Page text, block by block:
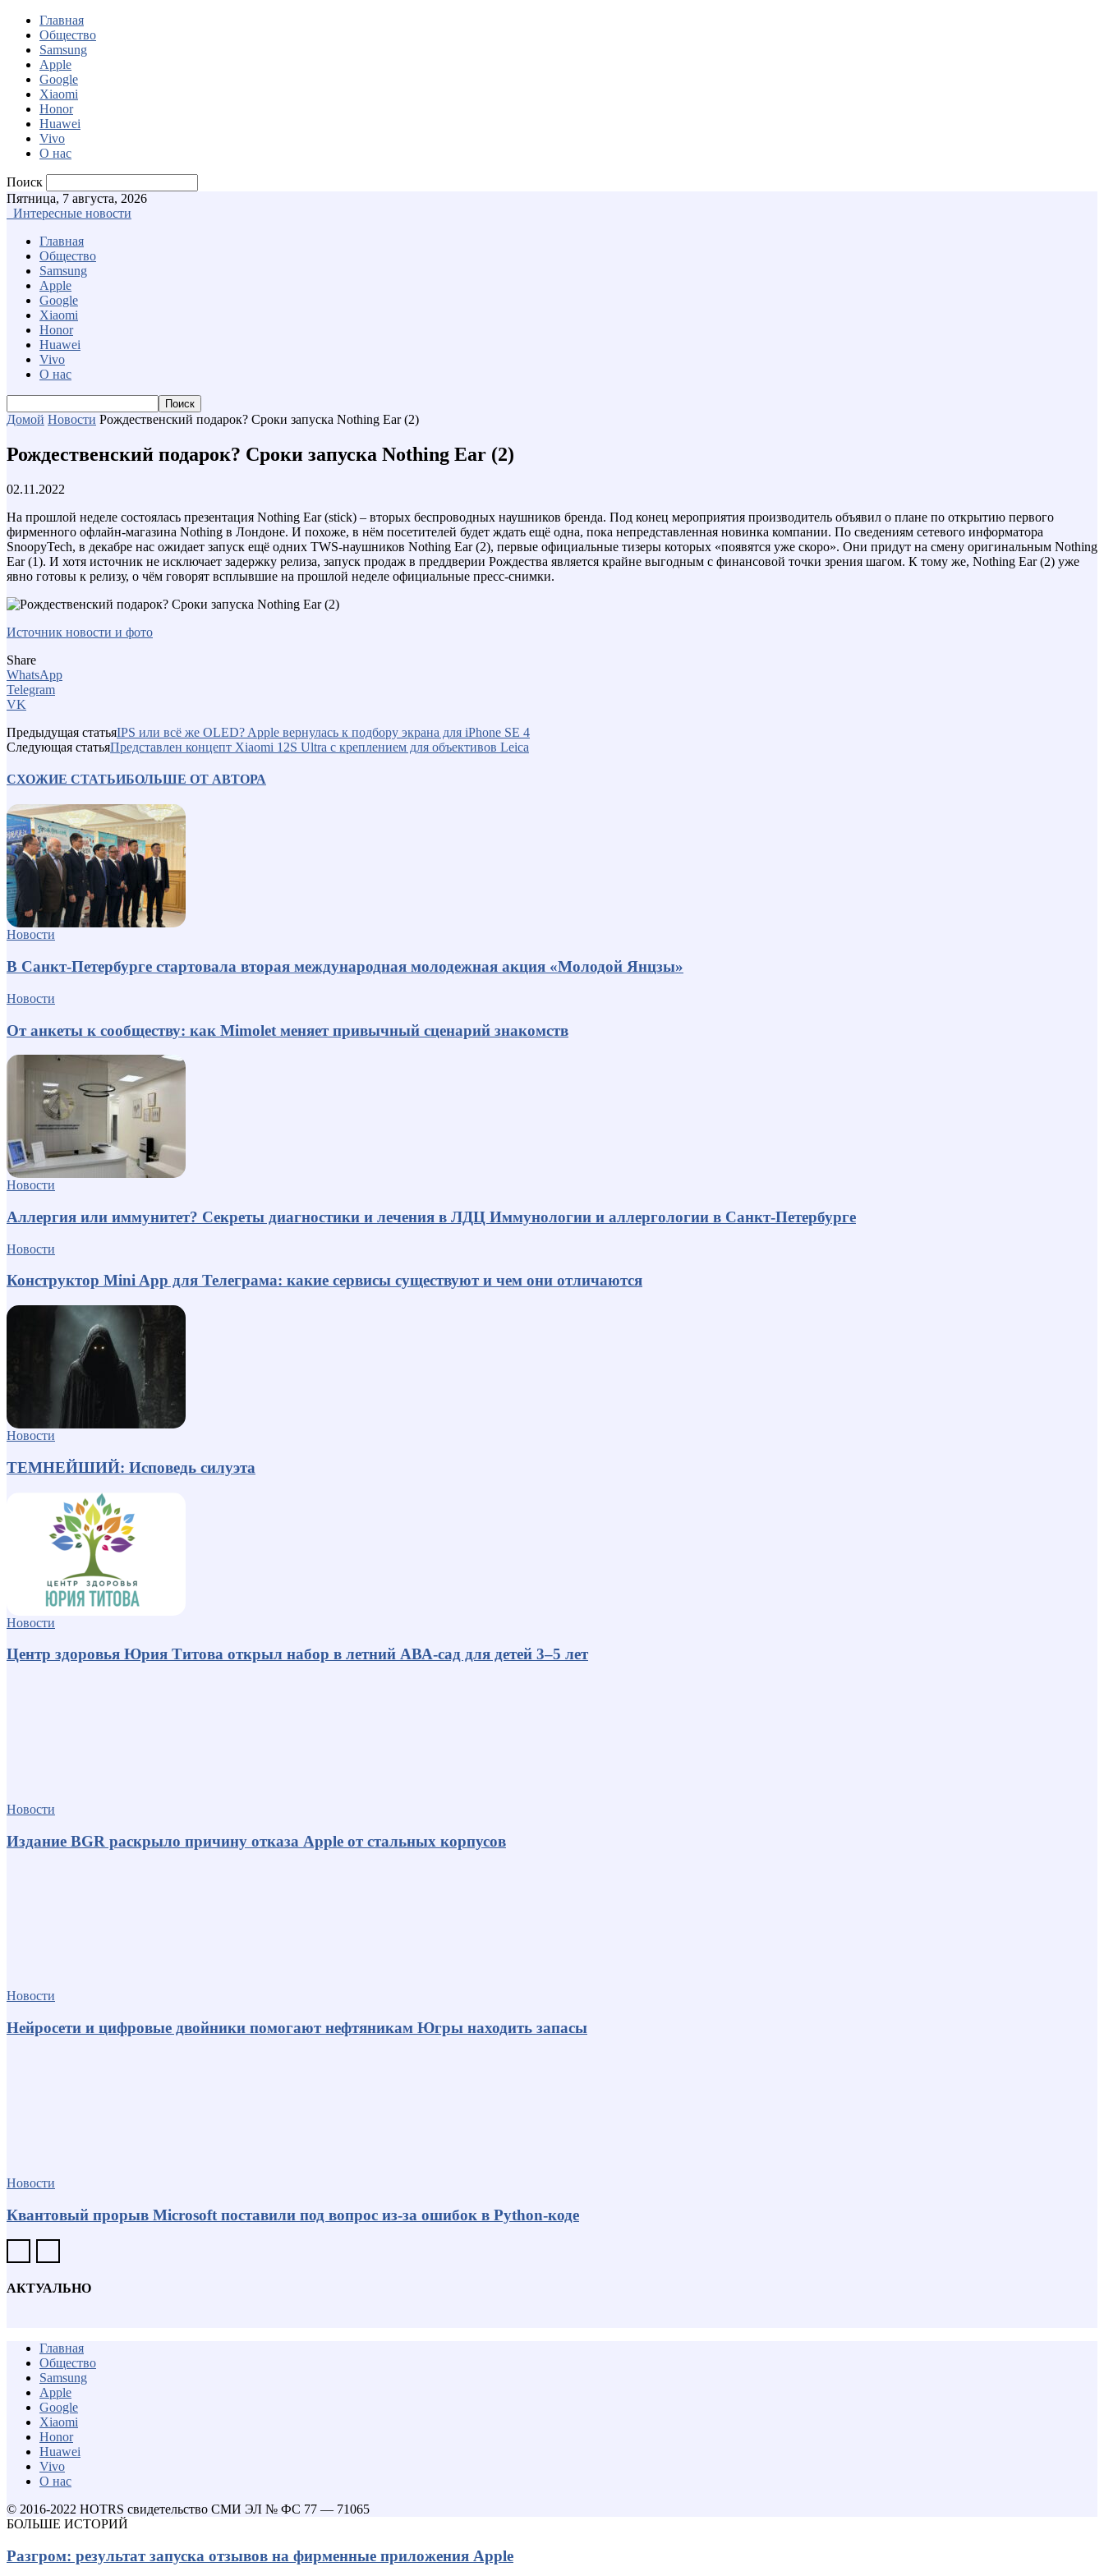
Главная
Общество
Samsung
Apple
Google
Xiaomi
Honor
Huawei
Vivo
О нас
Поиск
Пятница, 7 августа, 2026
Интересные новости
Главная
Общество
Samsung
Apple
Google
Xiaomi
Honor
Huawei
Vivo
О нас
Домой Новости Рождественский подарок? Сроки запуска Nothing Ear (2)
Рождественский подарок? Сроки запуска Nothing Ear (2)
02.11.2022
На прошлой неделе состоялась презентация Nothing Ear (stick) – вторых беспроводных наушников бренда. Под конец мероприятия производитель объявил о плане по открытию первого
фирменного офлайн-магазина Nothing в Лондоне. И похоже, в нём посетителей будет ждать ещё одна, пока непредставленная новинка компании. По сведениям сетевого информатора
SnoopyTech, в декабре нас ожидает запуск ещё одних TWS-наушников Nothing Ear (2), первые официальные тизеры которых «появятся уже скоро». Они придут на смену оригинальным Nothing
Ear (1). И хотя источник не исключает задержку релиза, запуск продаж в преддверии Рождества является крайне выгодным с финансовой точки зрения шагом. К тому же, Nothing Ear (2) уже
явно готовы к релизу, о чём говорят всплывшие на прошлой неделе официальные пресс-снимки.
Источник новости и фото
Share
WhatsApp
Telegram
VK
Предыдущая статьяIPS или всё же OLED? Apple вернулась к подбору экрана для iPhone SE 4
Следующая статьяПредставлен концепт Xiaomi 12S Ultra с креплением для объективов Leica
СХОЖИЕ СТАТЬИБОЛЬШЕ ОТ АВТОРА
Новости
В Санкт-Петербурге стартовала вторая международная молодежная акция «Молодой Янцзы»
Новости
От анкеты к сообществу: как Mimolet меняет привычный сценарий знакомств
Новости
Аллергия или иммунитет? Секреты диагностики и лечения в ЛДЦ Иммунологии и аллергологии в Санкт-Петербурге
Новости
Конструктор Mini App для Телеграма: какие сервисы существуют и чем они отличаются
Новости
ТЕМНЕЙШИЙ: Исповедь силуэта
Новости
Центр здоровья Юрия Титова открыл набор в летний АВА-сад для детей 3–5 лет
Новости
Издание BGR раскрыло причину отказа Apple от стальных корпусов
Новости
Нейросети и цифровые двойники помогают нефтяникам Югры находить запасы
Новости
Квантовый прорыв Microsoft поставили под вопрос из-за ошибок в Python-коде
АКТУАЛЬНО
Главная
Общество
Samsung
Apple
Google
Xiaomi
Honor
Huawei
Vivo
О нас
© 2016-2022 HOTRS свидетельство СМИ ЭЛ № ФС 77 — 71065
БОЛЬШЕ ИСТОРИЙ
Разгром: результат запуска отзывов на фирменные приложения Apple